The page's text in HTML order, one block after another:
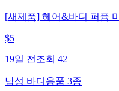
[새제품] 헤어&바디 퍼퓸
$5
19일 전 조회 42
남성 바디용품 3종